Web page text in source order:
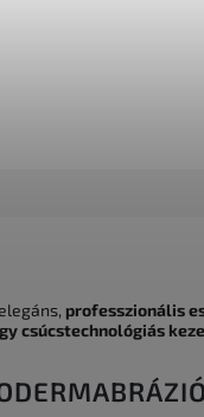
professzionális
csúcstechnológiás